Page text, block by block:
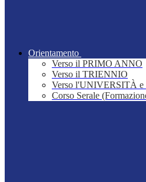
Orientamento
Verso il PRIMO ANNO
Verso il TRIENNIO
Verso l'UNIVERSITÀ
Corso Serale